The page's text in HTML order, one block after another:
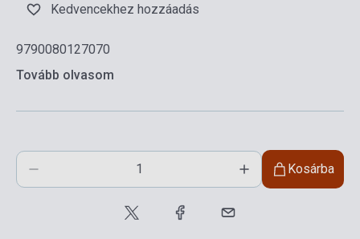
Kedvencekhez hozzáadás
9790080127070
Tovább olvasom
Kosárba